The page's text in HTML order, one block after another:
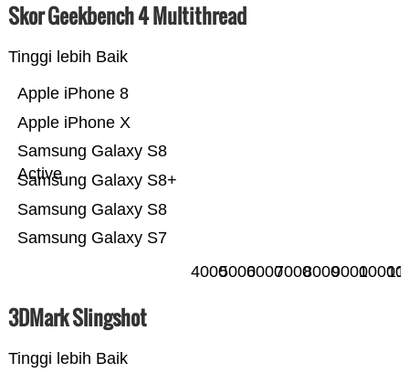
Skor Geekbench 4 Multithread
Tinggi lebih Baik
Samsung Galaxy S7
Samsung Galaxy S8
Samsung Galaxy S8+
Samsung Galaxy S8
Active
Apple iPhone X
Apple iPhone 8
40005000600070008000900010000
3DMark Slingshot
Tinggi lebih Baik